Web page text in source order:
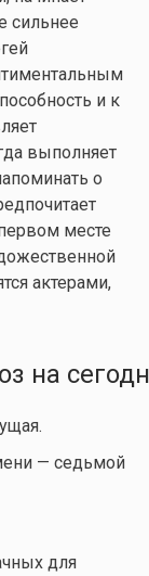
сильнее
и к
выполняет
о
месте
актерами,
на
— седьмой
для